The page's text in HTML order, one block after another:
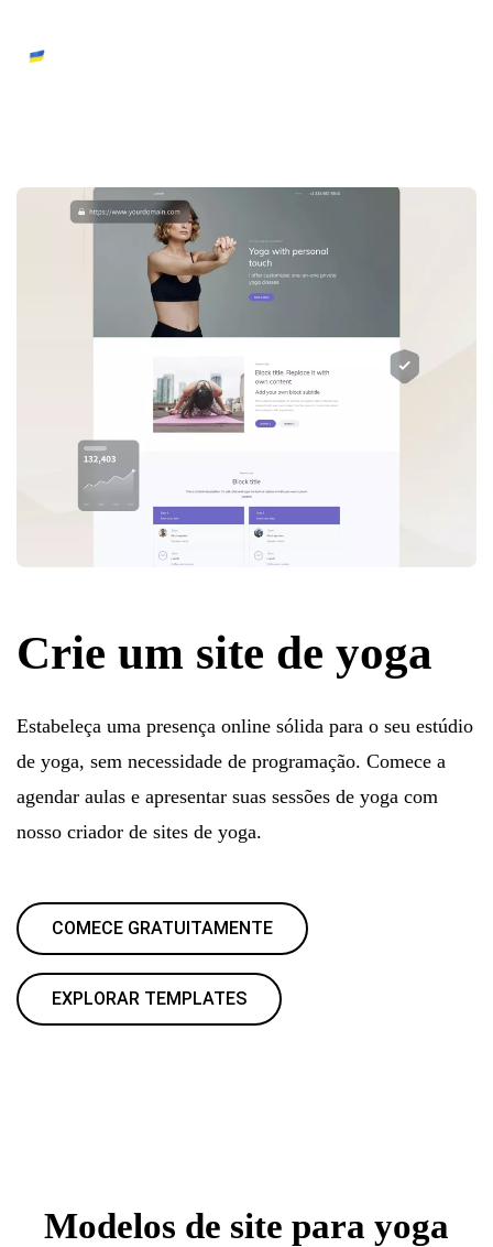
Crie um site de yoga
Estabeleça uma presença online sólida para o seu estúdio
de yoga, sem necessidade de programação. Comece a
agendar aulas e apresentar suas sessões de yoga com
nosso criador de sites de yoga.
COMECE GRATUITAMENTE
EXPLORAR TEMPLATES
Modelos de site para yoga